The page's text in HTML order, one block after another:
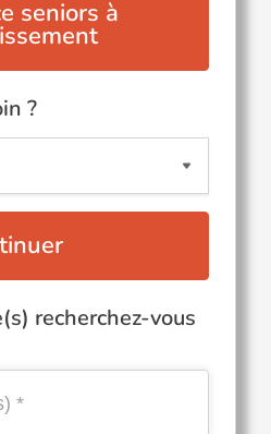
seniors à
?
recherchez-vous